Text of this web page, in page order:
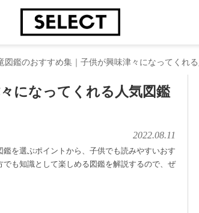
図鑑のおすすめ集｜子供が興味津々になってくれ
になってくれる人気図鑑
2022.08.11
を選ぶポイントから、子供でも読みやすいおす
も知識として楽しめる図鑑を解説するので、ぜ